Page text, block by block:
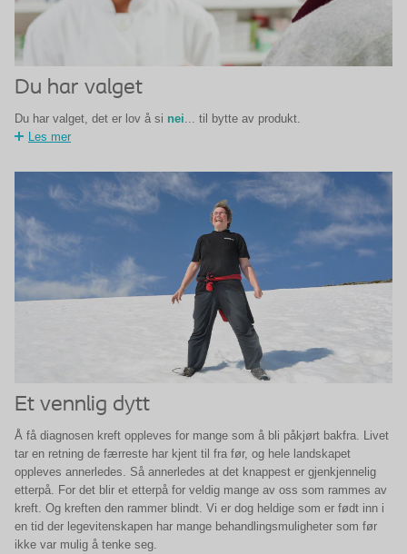
Du har valget
Du har valget, det er lov å si nei ... til bytte av produkt.
Les mer
Et vennlig dytt
Å få diagnosen kreft oppleves for mange som å bli påkjørt bakfra. Livet
tar en retning de færreste har kjent til fra før, og hele landskapet
oppleves annerledes. Så annerledes at det knappest er gjenkjennelig
etterpå. For det blir et etterpå for veldig mange av oss som rammes av
kreft. Og kreften den rammer blindt. Vi er dog heldige som er født inn i
en tid der legevitenskapen har mange behandlingsmuligheter som før
ikke var mulig å tenke seg.